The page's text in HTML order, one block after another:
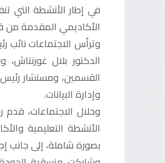
في إطار الأنشطة التي
الأكاديمي المقدمة من
وترأس الاجتماعات نائب
الدكتور بلال
القسمين، ومستشار
وإدارة البيانات.
وخلال الاجتماعات، قدم
الأنشطة التعليمية
بصورة شاملة، إلى جانب